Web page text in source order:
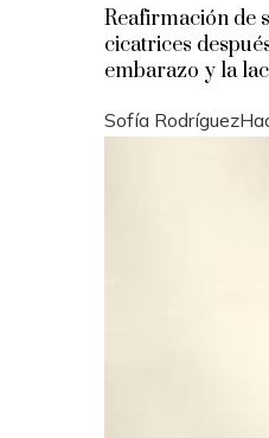
Reafirmación de
cicatrices
embarazo y la
Sofía Rodríguez